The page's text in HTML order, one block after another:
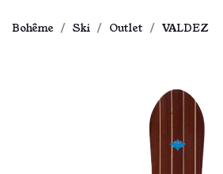
Bohême Ski Outlet VALDEZ